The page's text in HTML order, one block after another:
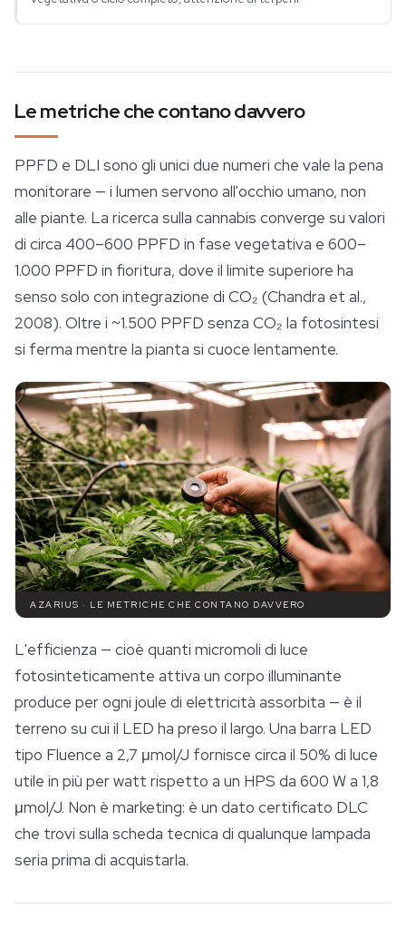
Le metriche che contano davvero
PPFD e DLI sono gli unici due numeri che vale la pena
monitorare — i lumen servono all'occhio umano, non
alle piante. La ricerca sulla cannabis converge su valori
di circa 400–600 PPFD in fase vegetativa e 600–
1.000 PPFD in fioritura, dove il limite superiore ha
senso solo con integrazione di CO₂ (Chandra et al.,
2008). Oltre i ~1.500 PPFD senza CO₂ la fotosintesi
si ferma mentre la pianta si cuoce lentamente.
AZARIUS · LE METRICHE CHE CONTANO DAVVERO
L'efficienza — cioè quanti micromoli di luce
fotosinteticamente attiva un corpo illuminante
produce per ogni joule di elettricità assorbita — è il
terreno su cui il LED ha preso il largo. Una barra LED
tipo Fluence a 2,7 μmol/J fornisce circa il 50% di luce
utile in più per watt rispetto a un HPS da 600 W a 1,8
μmol/J. Non è marketing: è un dato certificato DLC
che trovi sulla scheda tecnica di qualunque lampada
seria prima di acquistarla.